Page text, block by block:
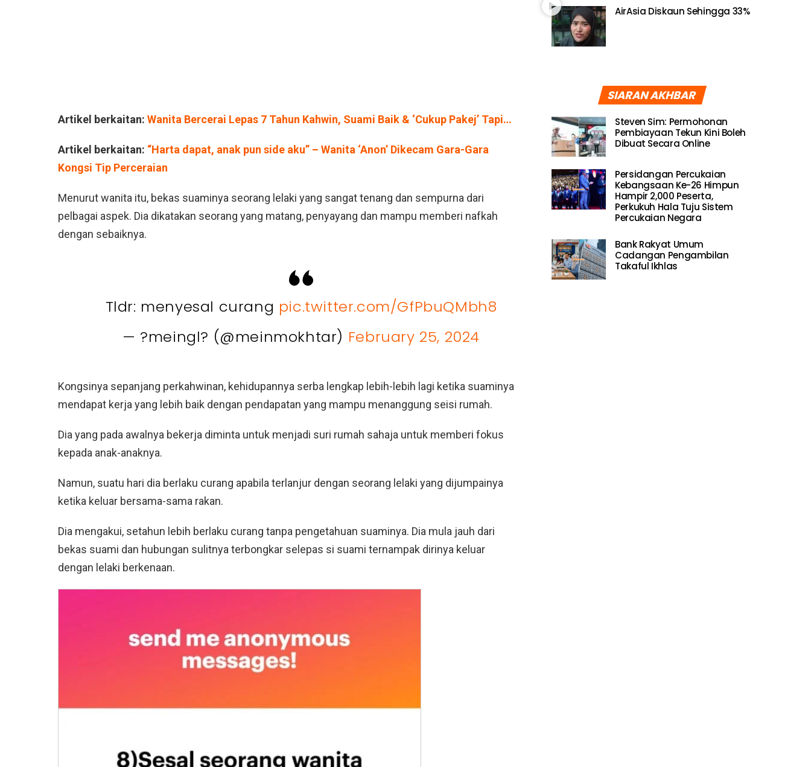
Artikel berkaitan: Wanita Bercerai Lepas 7 Tahun Kahwin, Suami Baik & ‘Cukup Pakej’ Tapi…
Artikel berkaitan: “Harta dapat, anak pun side aku” – Wanita ‘Anon’ Dikecam Gara-Gara
Kongsi Tip Perceraian
Menurut wanita itu, bekas suaminya seorang lelaki yang sangat tenang dan sempurna dari
pelbagai aspek. Dia dikatakan seorang yang matang, penyayang dan mampu memberi nafkah
dengan sebaiknya.
Tldr: menyesal curang pic.twitter.com/GfPbuQMbh8
— ?meingl? (@meinmokhtar) February 25, 2024
Kongsinya sepanjang perkahwinan, kehidupannya serba lengkap lebih-lebih lagi ketika suaminya
mendapat kerja yang lebih baik dengan pendapatan yang mampu menanggung seisi rumah.
Dia yang pada awalnya bekerja diminta untuk menjadi suri rumah sahaja untuk memberi fokus
kepada anak-anaknya.
Namun, suatu hari dia berlaku curang apabila terlanjur dengan seorang lelaki yang dijumpainya
ketika keluar bersama-sama rakan.
Dia mengakui, setahun lebih berlaku curang tanpa pengetahuan suaminya. Dia mula jauh dari
bekas suami dan hubungan sulitnya terbongkar selepas si suami ternampak dirinya keluar
dengan lelaki berkenaan.
AirAsia Diskaun Sehingga 33%
SIARAN AKHBAR
Steven Sim: Permohonan
Pembiayaan Tekun Kini Boleh
Dibuat Secara Online
Persidangan Percukaian
Kebangsaan Ke-26 Himpun
Hampir 2,000 Peserta,
Perkukuh Hala Tuju Sistem
Percukaian Negara
Bank Rakyat Umum
Cadangan Pengambilan
Takaful Ikhlas